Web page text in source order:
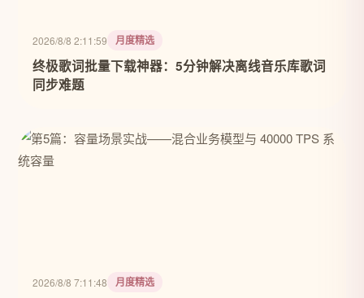
2026/8/8 2:11:59 月度精选
终极歌词批量下载神器：5分钟解决离线音乐库歌词
同步难题
2026/8/8 7:11:48 月度精选